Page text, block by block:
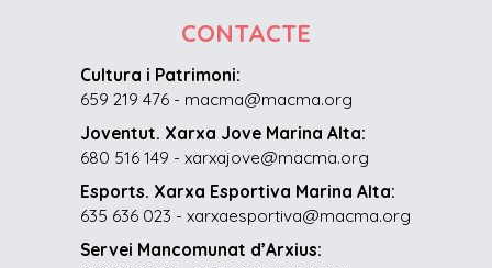
CONTACTE
Cultura i Patrimoni:
659 219 476 - macma@macma.org
Joventut. Xarxa Jove Marina Alta:
680 516 149 - xarxajove@macma.org
Esports. Xarxa Esportiva Marina Alta:
635 636 023 - xarxaesportiva@macma.org
Servei Mancomunat d’Arxius: